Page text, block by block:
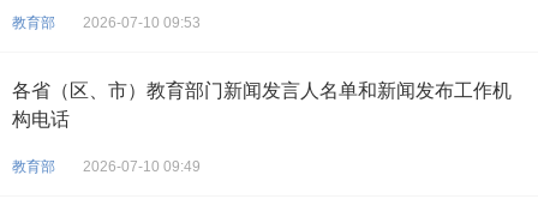
教育部 2026-07-10 09:53
各省（区、市）教育部门新闻发言人名单和新闻发布工作机
构电话
教育部 2026-07-10 09:49